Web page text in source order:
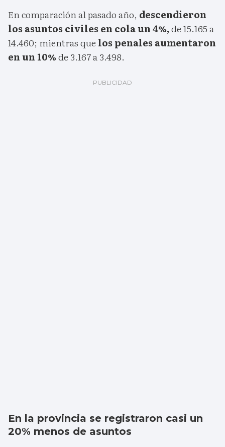
En comparación al pasado año, descendieron
los asuntos civiles en cola un 4%,de 15.165 a
14.460; mientras que los penales aumentaron
en un 10%de 3.167 a 3.498.
En la provincia se registraron casi un
20% menos de asuntos